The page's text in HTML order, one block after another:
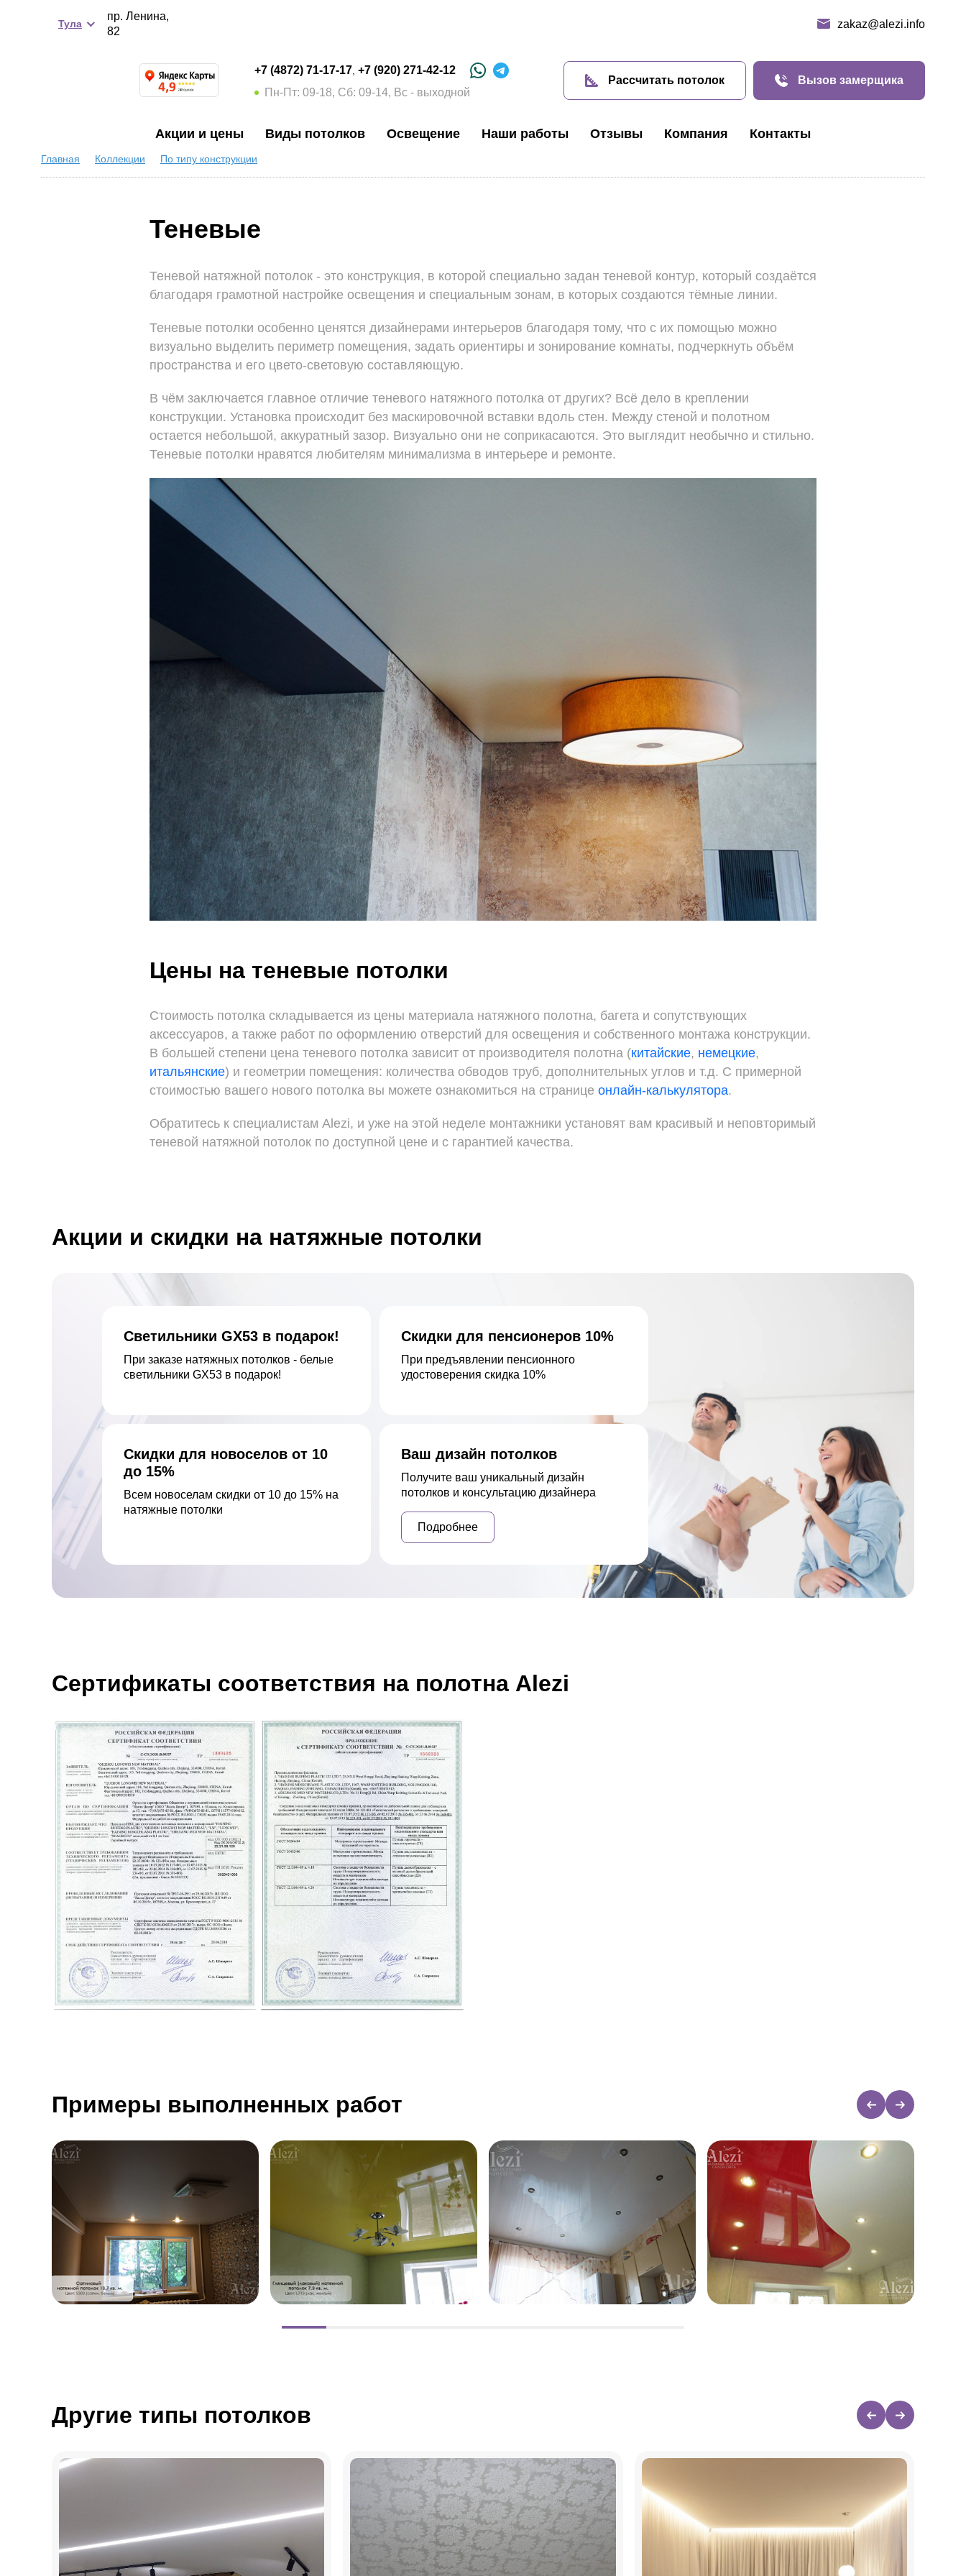
Тула
пр. Ленина,
82
zakaz@alezi.info
+7 (4872) 71-17-17 +7 (920) 271-42-12
Пн-Пт: 09-18, Сб: 09-14, Вс - выходной
Рассчитать потолок Вызов замерщика
Акции и цены Виды потолков Освещение Наши работы Отзывы Компания Контакты
Главная Коллекции По типу конструкции
Теневые
Теневой натяжной потолок - это конструкция, в которой специально задан теневой контур, который создаётся
благодаря грамотной настройке освещения и специальным зонам, в которых создаются тёмные линии.
Теневые потолки особенно ценятся дизайнерами интерьеров благодаря тому, что с их помощью можно
визуально выделить периметр помещения, задать ориентиры и зонирование комнаты, подчеркнуть объём
пространства и его цвето-световую составляющую.
В чём заключается главное отличие теневого натяжного потолка от других? Всё дело в креплении
конструкции. Установка происходит без маскировочной вставки вдоль стен. Между стеной и полотном
остается небольшой, аккуратный зазор. Визуально они не соприкасаются. Это выглядит необычно и стильно.
Теневые потолки нравятся любителям минимализма в интерьере и ремонте.
Цены на теневые потолки
Стоимость потолка складывается из цены материала натяжного полотна, багета и сопутствующих
аксессуаров, а также работ по оформлению отверстий для освещения и собственного монтажа конструкции.
В большей степени цена теневого потолка зависит от производителя полотна (китайские, немецкие,
итальянские) и геометрии помещения: количества обводов труб, дополнительных углов и т.д. С примерной
стоимостью вашего нового потолка вы можете ознакомиться на странице онлайн-калькулятора.
Обратитесь к специалистам Alezi, и уже на этой неделе монтажники установят вам красивый и неповторимый
теневой натяжной потолок по доступной цене и с гарантией качества.
Акции и скидки на натяжные потолки
Светильники GX53 в подарок!
При заказе натяжных потолков - белые
светильники GX53 в подарок!
Скидки для пенсионеров 10%
При предъявлении пенсионного
удостоверения скидка 10%
Скидки для новоселов от 10
до 15%
Всем новоселам скидки от 10 до 15% на
натяжные потолки
Ваш дизайн потолков
Получите ваш уникальный дизайн
потолков и консультацию дизайнера
Подробнее
Сертификаты соответствия на полотна Alezi
Примеры выполненных работ
Другие типы потолков